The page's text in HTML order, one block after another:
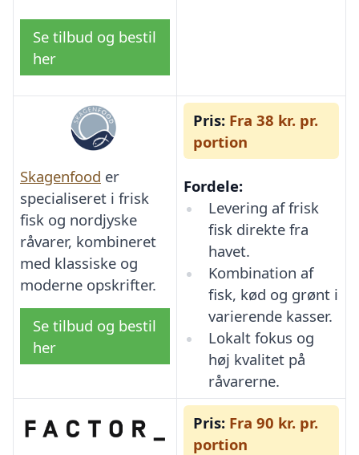
Se tilbud og bestil
her
Skagenfood er
specialiseret i frisk
fisk og nordjyske
råvarer, kombineret
med klassiske og
moderne opskrifter.
Se tilbud og bestil
her
Pris: Fra 38 kr. pr.
portion
Fordele:
Levering af frisk
fisk direkte fra
havet.
Kombination af
fisk, kød og grønt i
varierende kasser.
Lokalt fokus og
høj kvalitet på
råvarerne.
Pris: Fra 90 kr. pr.
portion